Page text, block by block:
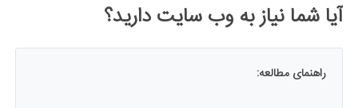
آیا شما نیاز به وب سایت دارید؟
راهنمای مطالعه: